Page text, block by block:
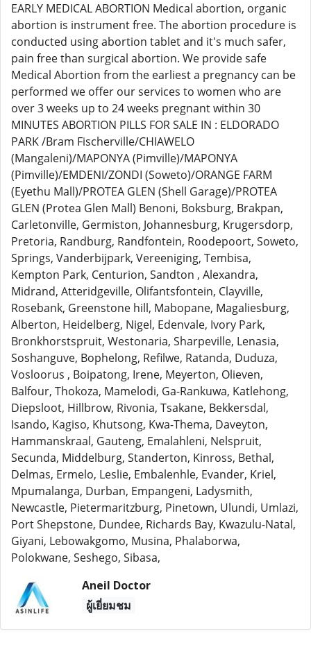
EARLY MEDICAL ABORTION Medical abortion, organic
abortion is instrument free. The abortion procedure is
conducted using abortion tablet and it's much safer,
pain free than surgical abortion. We provide safe
Medical Abortion from the earliest a pregnancy can be
performed we offer our services to women who are
over 3 weeks up to 24 weeks pregnant within 30
MINUTES ABORTION PILLS FOR SALE IN : ELDORADO
PARK /Bram Fischerville/CHIAWELO
(Mangaleni)/MAPONYA (Pimville)/MAPONYA
(Pimville)/EMDENI/ZONDI (Soweto)/ORANGE FARM
(Eyethu Mall)/PROTEA GLEN (Shell Garage)/PROTEA
GLEN (Protea Glen Mall) Benoni, Boksburg, Brakpan,
Carletonville, Germiston, Johannesburg, Krugersdorp,
Pretoria, Randburg, Randfontein, Roodepoort, Soweto,
Springs, Vanderbijpark, Vereeniging, Tembisa,
Kempton Park, Centurion, Sandton , Alexandra,
Midrand, Atteridgeville, Olifantsfontein, Clayville,
Rosebank, Greenstone hill, Mabopane, Magaliesburg,
Alberton, Heidelberg, Nigel, Edenvale, Ivory Park,
Bronkhorstspruit, Westonaria, Sharpeville, Lenasia,
Soshanguve, Bophelong, Refilwe, Ratanda, Duduza,
Vosloorus , Boipatong, Irene, Meyerton, Olieven,
Balfour, Thokoza, Mamelodi, Ga-Rankuwa, Katlehong,
Diepsloot, Hillbrow, Rivonia, Tsakane, Bekkersdal,
Isando, Kagiso, Khutsong, Kwa-Thema, Daveyton,
Hammanskraal, Gauteng, Emalahleni, Nelspruit,
Secunda, Middelburg, Standerton, Kinross, Bethal,
Delmas, Ermelo, Leslie, Embalenhle, Evander, Kriel,
Mpumalanga, Durban, Empangeni, Ladysmith,
Newcastle, Pietermaritzburg, Pinetown, Ulundi, Umlazi,
Port Shepstone, Dundee, Richards Bay, Kwazulu-Natal,
Giyani, Lebowakgomo, Musina, Phalaborwa,
Polokwane, Seshego, Sibasa,
Aneil Doctor
ผู้เยี่ยมชม